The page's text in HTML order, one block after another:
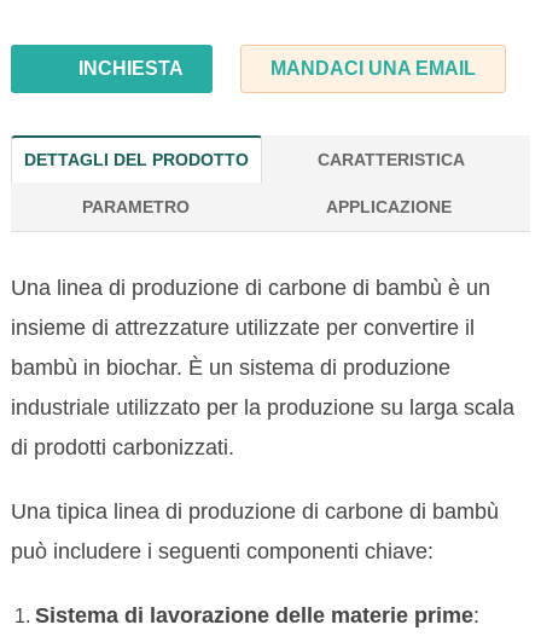
INCHIESTA MANDACI UNA EMAIL
DETTAGLI DEL PRODOTTO CARATTERISTICA
PARAMETRO APPLICAZIONE
Una linea di produzione di carbone di bambù è un
insieme di attrezzature utilizzate per convertire il
bambù in biochar. È un sistema di produzione
industriale utilizzato per la produzione su larga scala
di prodotti carbonizzati.
Una tipica linea di produzione di carbone di bambù
può includere i seguenti componenti chiave:
Sistema di lavorazione delle materie prime: